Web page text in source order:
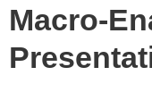
Macro-